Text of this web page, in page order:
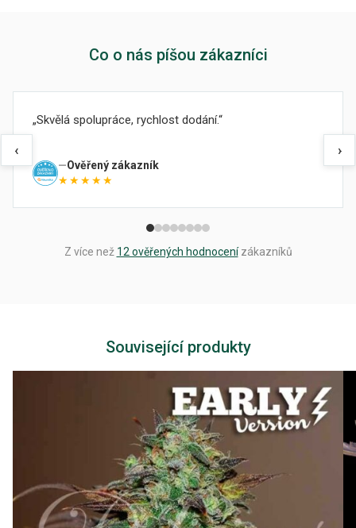
Co o nás píšou zákazníci
‹
Skvělá spolupráce, rychlost dodání.
Ověřený zákazník
★★★★★
›
Z více než 12 ověřených hodnocenízákazníků
Související produkty